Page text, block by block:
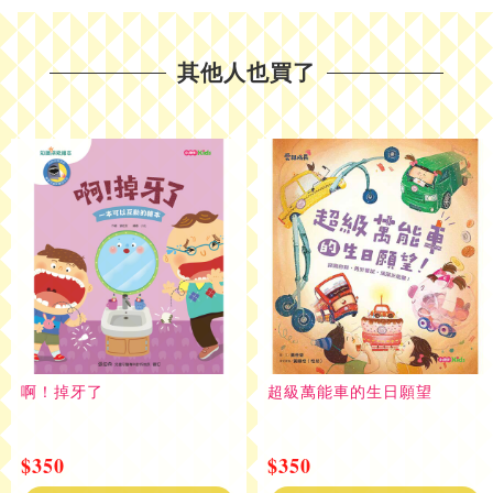
其他人也買了
啊！掉牙了
$350
超級萬能車的生日願望
$350